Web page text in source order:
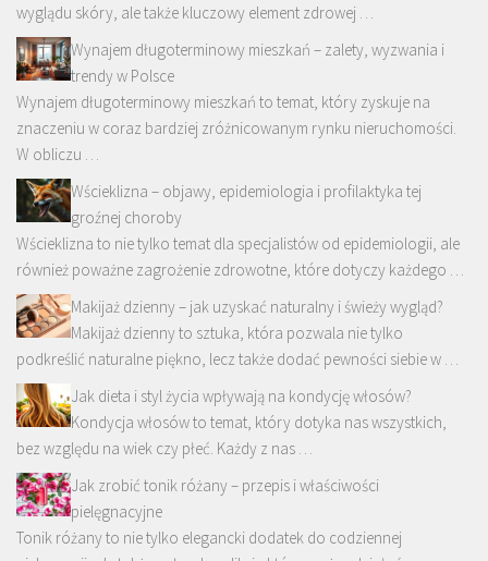
wyglądu skóry, ale także kluczowy element zdrowej …
Wynajem długoterminowy mieszkań – zalety, wyzwania i
trendy w Polsce
Wynajem długoterminowy mieszkań to temat, który zyskuje na
znaczeniu w coraz bardziej zróżnicowanym rynku nieruchomości.
W obliczu …
Wścieklizna – objawy, epidemiologia i profilaktyka tej
groźnej choroby
Wścieklizna to nie tylko temat dla specjalistów od epidemiologii, ale
również poważne zagrożenie zdrowotne, które dotyczy każdego …
Makijaż dzienny – jak uzyskać naturalny i świeży wygląd?
Makijaż dzienny to sztuka, która pozwala nie tylko
podkreślić naturalne piękno, lecz także dodać pewności siebie w …
Jak dieta i styl życia wpływają na kondycję włosów?
Kondycja włosów to temat, który dotyka nas wszystkich,
bez względu na wiek czy płeć. Każdy z nas …
Jak zrobić tonik różany – przepis i właściwości
pielęgnacyjne
Tonik różany to nie tylko elegancki dodatek do codziennej